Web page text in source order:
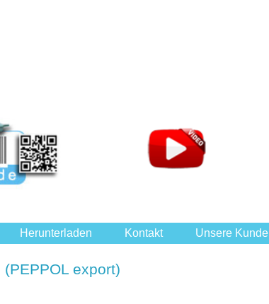
Herunterladen Kontakt Unsere Kunde
(PEPPOL export)